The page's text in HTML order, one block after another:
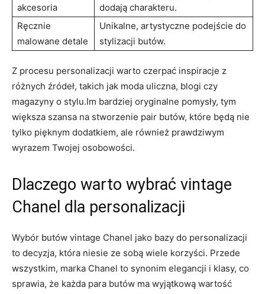
akcesoria
dodają charakteru.
Ręcznie
malowane detale
Unikalne, artystyczne podejście do
stylizacji butów.
Z procesu personalizacji warto czerpać inspiracje z
różnych źródeł, takich jak moda uliczna, blogi czy
magazyny o stylu.Im bardziej oryginalne pomysły, tym
większa szansa na stworzenie pair butów, które będą nie
tylko pięknym dodatkiem, ale również prawdziwym
wyrazem Twojej osobowości.
Dlaczego warto wybrać vintage
Chanel dla personalizacji
Wybór butów vintage Chanel jako bazy do personalizacji
to decyzja, która niesie ze sobą wiele korzyści. Przede
wszystkim, marka Chanel to synonim elegancji i klasy, co
sprawia, że każda para butów ma wyjątkową wartość